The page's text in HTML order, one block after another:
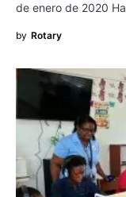
de enero de 2020
by Rotary